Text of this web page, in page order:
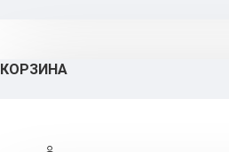
КОРЗИНА